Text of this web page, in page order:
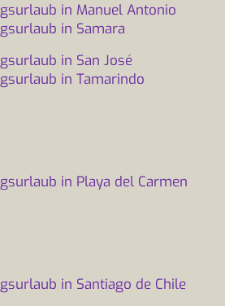
in Manuel Antonio
in Samara
in San José
in Tamarindo
in Playa del Carmen
in Santiago de Chile